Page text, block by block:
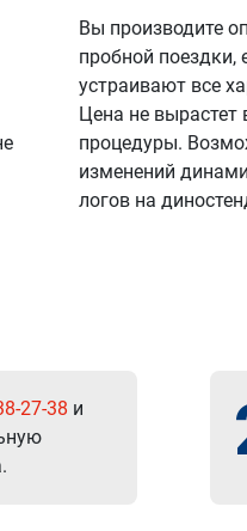
Вы производите
пробной поездки,
устраивают все
Цена не вырастет
процедуры.
изменений
логов на
27-38 и